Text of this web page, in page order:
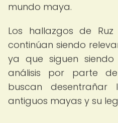
mundo maya.
Los hallazgos de Ruz
continúan siendo
ya que siguen
análisis por parte
buscan
antiguos mayas y su